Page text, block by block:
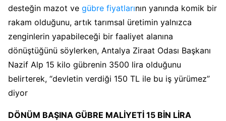
desteğin mazot ve gübre fiyatlarının yanında komik bir
rakam olduğunu, artık tarımsal üretimin yalnızca
zenginlerin yapabileceği bir faaliyet alanına
dönüştüğünü söylerken, Antalya Ziraat Odası Başkanı
Nazif Alp 15 kilo gübrenin 3500 lira olduğunu
belirterek, “devletin verdiği 150 TL ile bu iş yürümez”
diyor
DÖNÜM BAŞINA GÜBRE MALİYETİ 15 BİN LİRA